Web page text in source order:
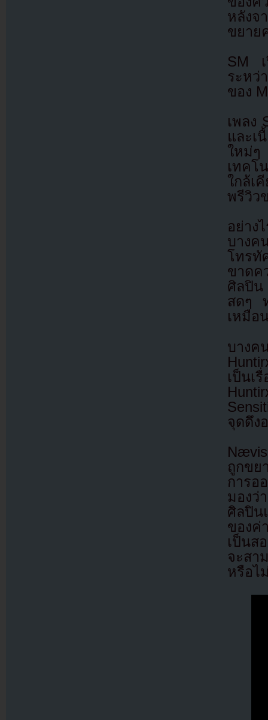
หลังจ
ขยาย
SM เ
ระหว่
ของ
เพลง
และเ
ใหม่
เทคโ
ใกล้เ
พรีวิว
อย่าง
บางค
โทรทั
ขาดค
ศิลปิน
สดๆ
เหมือ
บางค
เป็นเ
จุดดึง
ถูกขย
การอ
มองว่
ศิลปิน
ของค่
เป็นส
จะสา
หรือไ